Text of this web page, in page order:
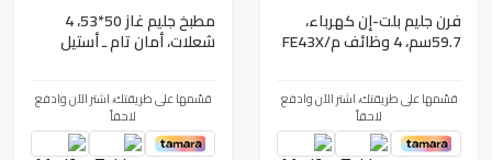
فرن جليم بلت-إن كهرباء،
59.7سم، 4 وظائف م/FE43X
قسّمها على طريقتك، اشتر الآن وادفع
لاحقاً
مطبخ جليم غاز 50*53، 4
شعلات، أمان تام ـ أستيل
قسّمها على طريقتك، اشتر الآن وادفع
لاحقاً